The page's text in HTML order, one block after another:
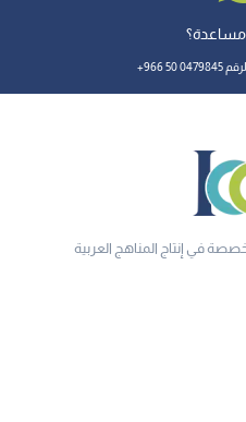
مساعدة؟
966+
في إنتاج المناهج العربية